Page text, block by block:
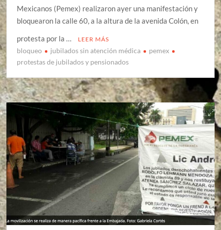
Mexicanos (Pemex) realizaron ayer una manifestación y
bloquearon la calle 60, a la altura de la avenida Colón, en
protesta por la …
LEER MÁS
bloqueo jubilados sin atención médica
pemex
protestas de jubilados y pensionados